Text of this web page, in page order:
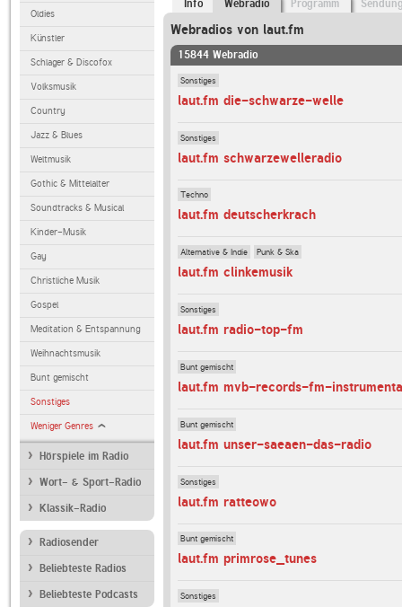
Oldies
Künstler
Schlager & Discofox
Volksmusik
Country
Jazz & Blues
Weltmusik
Gothic & Mittelalter
Soundtracks & Musical
Kinder-Musik
Gay
Christliche Musik
Gospel
Meditation & Entspannung
Weihnachtsmusik
Bunt gemischt
Sonstiges
Weniger Genres
Hörspiele im Radio
Wort- & Sport-Radio
Klassik-Radio
Radiosender
Beliebteste Radios
Beliebteste Podcasts
Info Webradio Programm
Webradios von laut.fm
15844 Webradio
Sonstiges
laut.fm die-schwarze-welle
Sonstiges
laut.fm schwarzewelleradio
Techno
laut.fm deutscherkrach
Alternative & Indie Punk & Ska
laut.fm clinkemusik
Sonstiges
laut.fm radio-top-fm
Bunt gemischt
laut.fm mvb-records-fm-
Bunt gemischt
laut.fm unser-saeaen-das-radio
Sonstiges
laut.fm ratteowo
Bunt gemischt
laut.fm primrose_tunes
Sonstiges